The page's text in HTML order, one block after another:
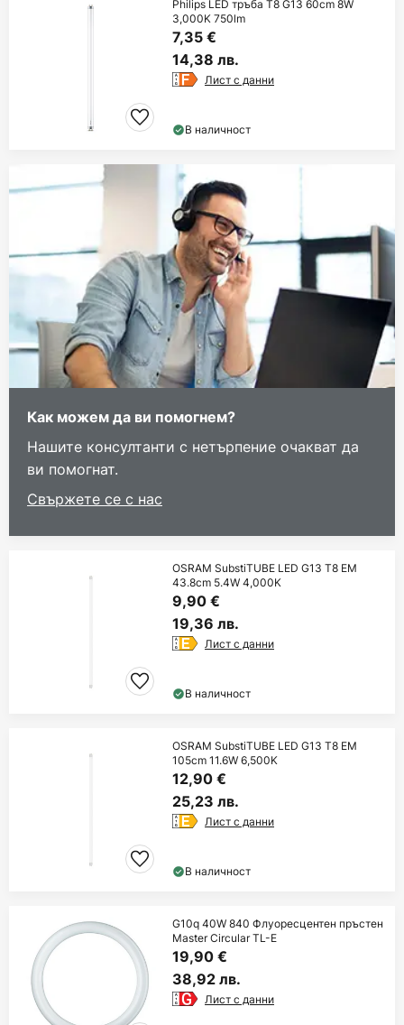
Philips LED тръба T8 G13 60cm 8W
3,000K 750lm
7,35 €
14,38 лв.
Лист с данни
В наличност
Как можем да ви помогнем?
Нашите консултанти с нетърпение очакват да
ви помогнат.
Свържете се с нас
OSRAM SubstiTUBE LED G13 T8 EM
43.8cm 5.4W 4,000K
9,90 €
19,36 лв.
Лист с данни
В наличност
OSRAM SubstiTUBE LED G13 T8 EM
105cm 11.6W 6,500K
12,90 €
25,23 лв.
Лист с данни
В наличност
G10q 40W 840 Флуоресцентен пръстен
Master Circular TL-E
19,90 €
38,92 лв.
Лист с данни